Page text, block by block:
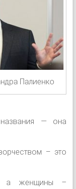
Палиенко
— она
– это
а женщины –